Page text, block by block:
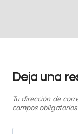
Deja una
Tu dirección de
campos